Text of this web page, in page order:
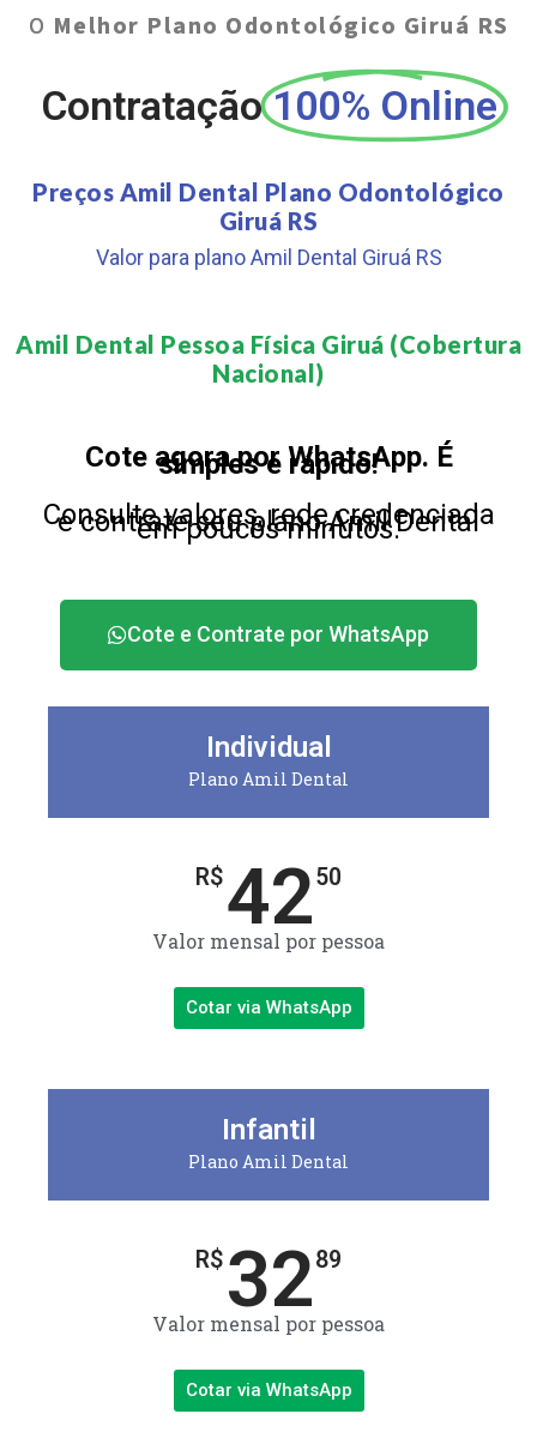
O Melhor Plano Odontológico Giruá RS
Contratação 100% Online
Preços Amil Dental Plano Odontológico
Giruá RS
Valor para plano Amil Dental Giruá RS
Amil Dental Pessoa Física Giruá (Cobertura
Nacional)​
Cote agora por WhatsApp. É
simples e rápido!
Consulte valores, rede credenciada
e contrate seu plano Amil Dental
em poucos minutos.
Cote e Contrate por WhatsApp
Individual
Plano Amil Dental
R$4250
Valor mensal por pessoa
Cotar via WhatsApp
Infantil
Plano Amil Dental
R$ 3289
Valor mensal por pessoa
Cotar via WhatsApp